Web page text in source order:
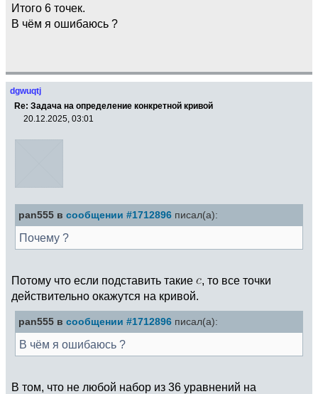
Итого 6 точек.
В чём я ошибаюсь ?
dgwuqtj
Re: Задача на определение конкретной кривой
20.12.2025, 03:01
pan555 в сообщении #1712896 писал(а):
Почему ?
Потому что если подставить такие
, то все точки
действительно окажутся на кривой.
pan555 в сообщении #1712896 писал(а):
В чём я ошибаюсь ?
В том, что не любой набор из 36 уравнений на